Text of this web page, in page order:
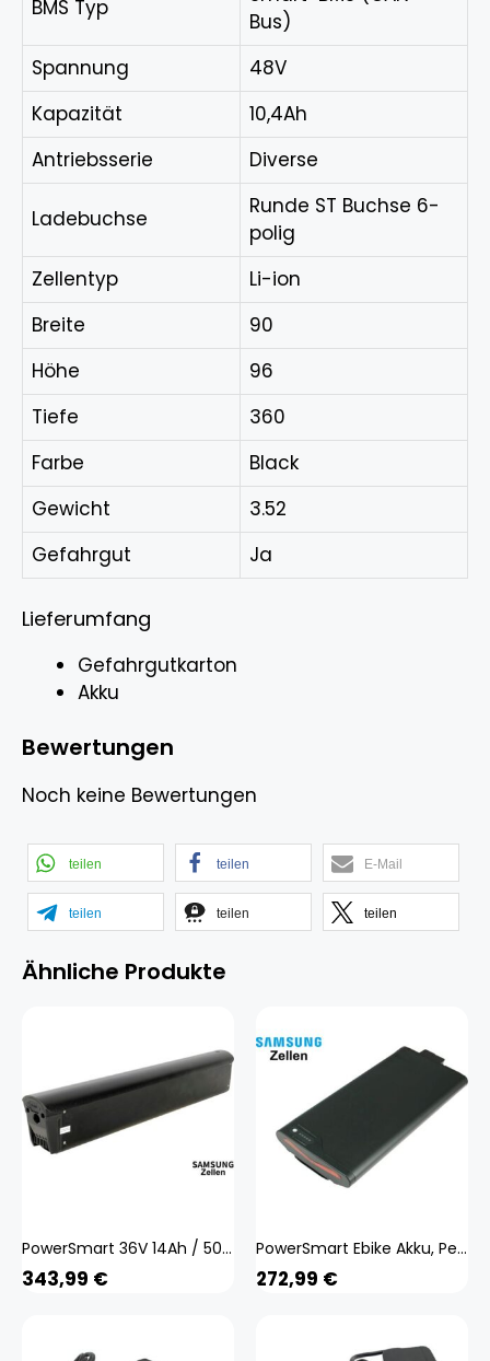
BMS Typ
Bus)
Spannung
48V
Kapazität
10,4Ah
Antriebsserie
Diverse
Ladebuchse
Runde ST Buchse 6-
polig
Zellentyp
Li-ion
Breite
90
Höhe
96
Tiefe
360
Farbe
Black
Gewicht
3.52
Gefahrgut
Ja
Lieferumfang
Gefahrgutkarton
Akku
Bewertungen
Noch keine Bewertungen
teilen teilen E-Mail
teilen teilen teilen
Ähnliche Produkte
PowerSmart 36V 14Ah / 504Wh Schwarz eBike Akku für Saxonette Premium Plus
343,99 €
PowerSmart Ebike Akku, Pedelec Ersatzakku für 36V 10,5Ah 378Wh Samsung Zellen
272,99 €